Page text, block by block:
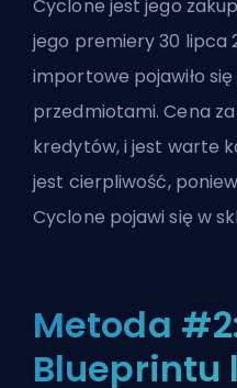
Cyclone jest jego
jego premiery 30 lipca
importowe pojawiło
przedmiotami. Cena
kredytów, i jest warte
jest cierpliwość,
Cyclone pojawi się w
Metoda
Blueprintu